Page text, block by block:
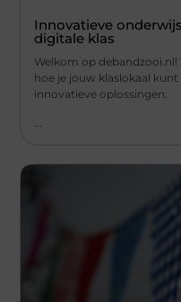
Innovatieve
digitale klas
Welkom op
hoe je jouw klaslokaal
innovatieve oplossingen.
...